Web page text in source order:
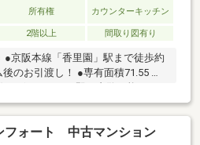
所有権 カウンターキッチン
2階以上 間取り図有り
●京阪本線「香里園」駅まで徒歩約
のお引渡し！ ●専有面積71.55 ！
フォート 中古マンション